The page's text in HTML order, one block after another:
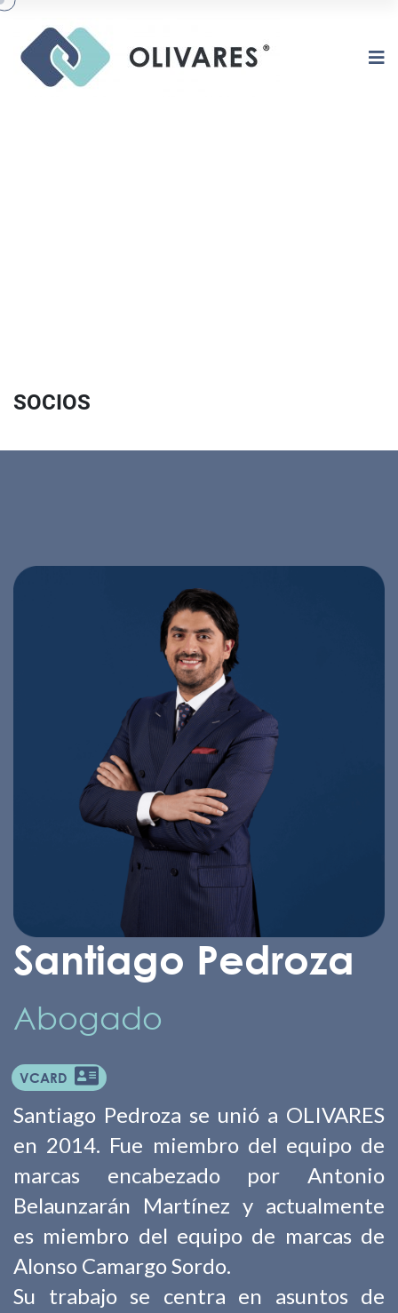
SOCIOS
Santiago Pedroza
Abogado
VCARD
Santiago Pedroza se unió a OLIVARES
en 2014. Fue miembro del equipo de
marcas encabezado por Antonio
Belaunzarán Martínez y actualmente
es miembro del equipo de marcas de
Alonso Camargo Sordo.
Su trabajo se centra en asuntos de